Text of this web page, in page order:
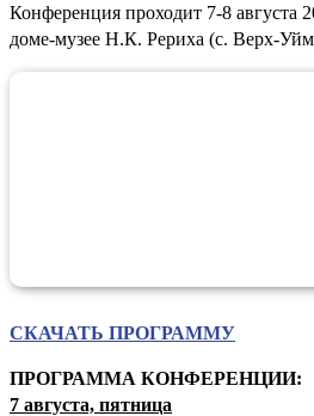
Конференция проходит 7-8 августа
доме-музее Н.К. Рериха (с. Верх-
СКАЧАТЬ ПРОГРАММУ
ПРОГРАММА КОНФЕРЕНЦИИ:
7 августа, пятница